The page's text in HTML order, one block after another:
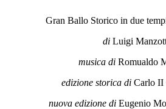
Gran Ballo Storico in due
di Luigi
musica diRomualdo
edizione storica di Carlo II
nuova edizione di Eugenio